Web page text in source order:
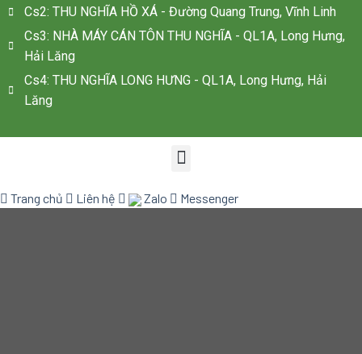
Cs2: THU NGHĨA HỒ XÁ - Đường Quang Trung, Vĩnh Linh
Cs3: NHÀ MÁY CÁN TÔN THU NGHĨA - QL1A, Long Hưng,
Hải Lăng
Cs4: THU NGHĨA LONG HƯNG - QL1A, Long Hưng, Hải
Lăng
Trang chủ Liên hệ Zalo Messenger